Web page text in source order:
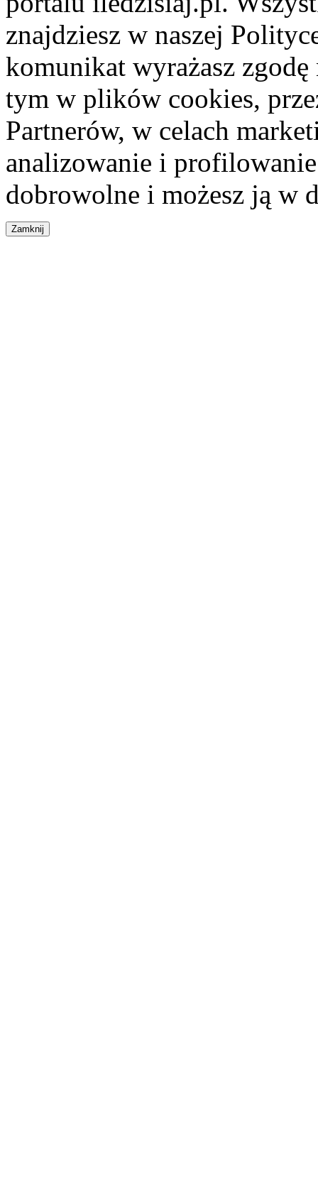
znajdziesz w naszej
komunikat wyrażasz
tym w plików cookies,
Partnerów, w celach
analizowanie i
dobrowolne i możesz ją w